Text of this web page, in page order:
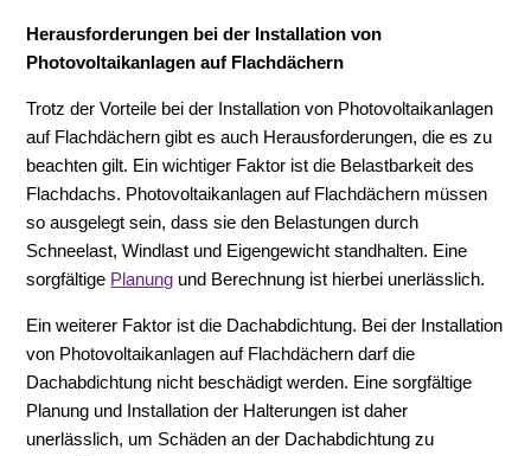
Herausforderungen bei der Installation von
Photovoltaikanlagen auf Flachdächern
Trotz der Vorteile bei der Installation von Photovoltaikanlagen
auf Flachdächern gibt es auch Herausforderungen, die es zu
beachten gilt. Ein wichtiger Faktor ist die Belastbarkeit des
Flachdachs. Photovoltaikanlagen auf Flachdächern müssen
so ausgelegt sein, dass sie den Belastungen durch
Schneelast, Windlast und Eigengewicht standhalten. Eine
sorgfältige Planung und Berechnung ist hierbei unerlässlich.
Ein weiterer Faktor ist die Dachabdichtung. Bei der Installation
von Photovoltaikanlagen auf Flachdächern darf die
Dachabdichtung nicht beschädigt werden. Eine sorgfältige
Planung und Installation der Halterungen ist daher
unerlässlich, um Schäden an der Dachabdichtung zu